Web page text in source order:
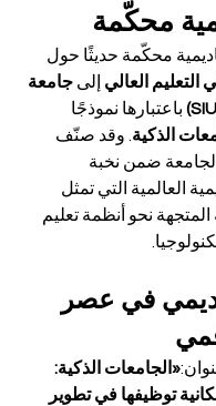
محكّمة
محكّمة حديثًا حول
التعليم العالي إلى جامعة
باعتبارها نموذجًا
الذكية . وقد صنّف
ضمن نخبة
العالمية التي تمثل
المتجهة نحو أنظمة تعليم
في عصر
«الجامعات الذكية:
توظيفها في تطوير